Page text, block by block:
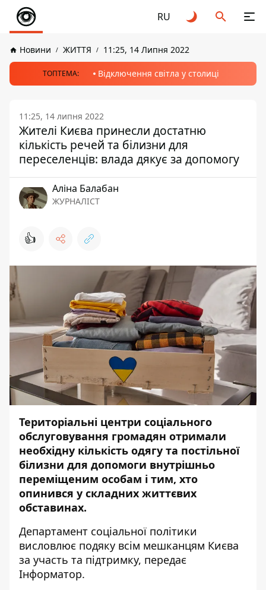
RU
Новини ЖИТТЯ 11:25, 14 Липня 2022
ТОПТЕМА: Відключення світла у столиці
11:25, 14 липня 2022
Жителі Києва принесли достатню
кількість речей та білизни для
переселенців: влада дякує за допомогу
Аліна Балабан
ЖУРНАЛІСТ
👍
Територіальні центри соціального
обслуговування громадян отримали
необхідну кількість одягу та постільної
білизни для допомоги внутрішньо
переміщеним особам і тим, хто
опинився у складних життєвих
обставинах.
Департамент соціальної політики
висловлює подяку всім мешканцям Києва
за участь та підтримку, передає
Інформатор.